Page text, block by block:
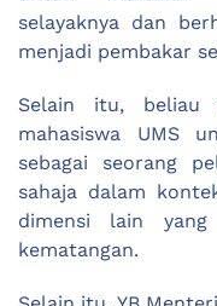
selayaknya dan
menjadi pembakar
Selain itu, beliau
mahasiswa UMS
sebagai seorang
sahaja dalam
dimensi lain yang
kematangan.